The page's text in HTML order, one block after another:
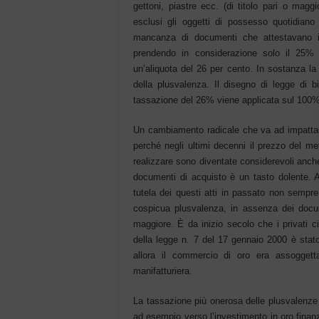
gettoni, piastre ecc. (di titolo pari o
esclusi gli oggetti di possesso
mancanza di documenti che
prendendo in considerazione solo il 25%
un’aliquota del 26 per cento. In sostanza
della plusvalenza. Il disegno di legge di
tassazione del 26% viene applicata sul
Un cambiamento radicale che va ad
perché negli ultimi decenni il prezzo del
realizzare sono diventate considerevoli
documenti di acquisto è un tasto dolente.
tutela dei questi atti in passato non
cospicua plusvalenza, in assenza dei
maggiore. È da inizio secolo che i privati
della legge n. 7 del 17 gennaio 2000 è
allora il commercio di oro era
manifatturiera.
La tassazione più onerosa delle
ad esempio verso l’investimento in oro